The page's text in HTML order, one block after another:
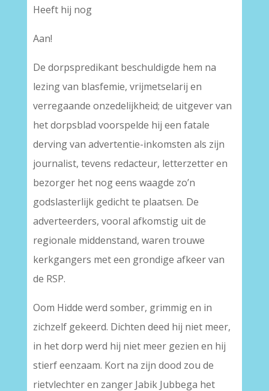
Heeft hij nog
Aan!
De dorpspredikant beschuldigde hem na
lezing van blasfemie, vrijmetselarij en
verregaande onzedelijkheid; de uitgever van
het dorpsblad voorspelde hij een fatale
derving van advertentie-inkomsten als zijn
journalist, tevens redacteur, letterzetter en
bezorger het nog eens waagde zo’n
godslasterlijk gedicht te plaatsen. De
adverteerders, vooral afkomstig uit de
regionale middenstand, waren trouwe
kerkgangers met een grondige afkeer van
de RSP.
Oom Hidde werd somber, grimmig en in
zichzelf gekeerd. Dichten deed hij niet meer,
in het dorp werd hij niet meer gezien en hij
stierf eenzaam. Kort na zijn dood zou de
rietvlechter en zanger Jabik Jubbega het